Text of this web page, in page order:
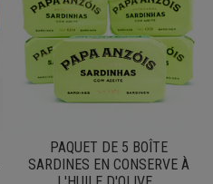
PAQUET DE 5 BOÎTE
SARDINES EN CONSERVE À